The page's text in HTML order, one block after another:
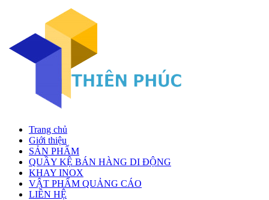
Trang chủ
Giới thiệu
SẢN PHẨM
QUẦY KỆ BÁN HÀNG DI ĐỘNG
KHAY INOX
VẬT PHẨM QUẢNG CÁO
LIÊN HỆ